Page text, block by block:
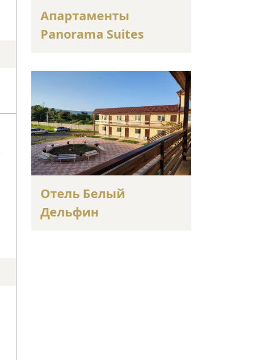
Апартаменты
Panorama Suites
Отель Белый
Дельфин